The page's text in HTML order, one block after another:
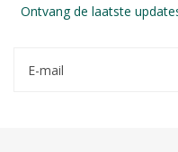
Ontvang de laatste